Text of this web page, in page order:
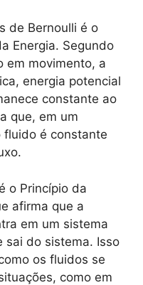
de Bernoulli é o
Energia. Segundo
em movimento, a
energia potencial
constante ao
que, em um
fluido é constante
o Princípio da
afirma que a
em um sistema
sai do sistema. Isso
os fluidos se
como em